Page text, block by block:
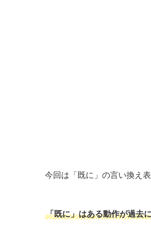
今回は「既に」の言い換え
「既に」はある動作が過去